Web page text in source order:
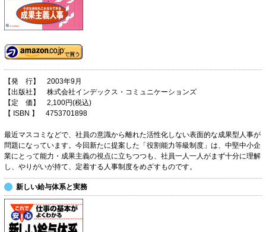
【発 行】 2003年9月
【出版社】 株式会社インデックス・コミュニケーションズ
【定 価】 2,100円(税込)
【 ISBN 】 4753701898
最近マスコミなどで、社員の意識から離れた活性化しない表面的な成果型人事が
問題になっています。今回新たに提案した「役割能力等級制度」は、中堅中小企
業にとって能力・成果主義の視点に立ちつつも、社員一人一人がまず十分に理解
し、やりがいが持て、定着する人事制度をめざすものです。
新しい給与体系と実務